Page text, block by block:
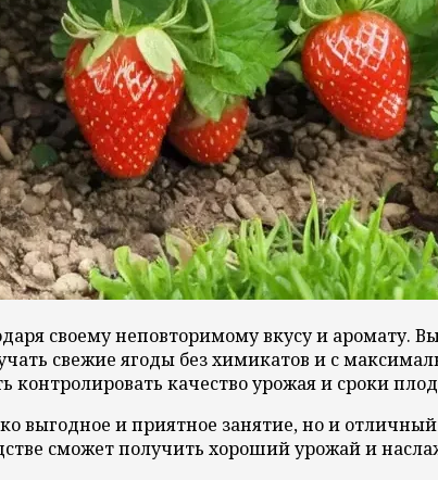
своему неповторимому вкусу и аромату.
свежие ягоды без химикатов и с
контролировать качество урожая и сроки
и приятное занятие, но и отличный
сможет получить хороший урожай и